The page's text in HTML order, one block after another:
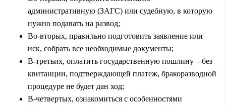
административную (ЗАГС) или судебную, в которую
нужно подавать на развод;
Во-вторых, правильно подготовить заявление или
иск, собрать все необходимые документы;
В-третьих, оплатить государственную пошлину – без
квитанции, подтверждающей платеж, бракоразводной
процедуре не будет дан ход;
В-четвертых, ознакомиться с особенностями